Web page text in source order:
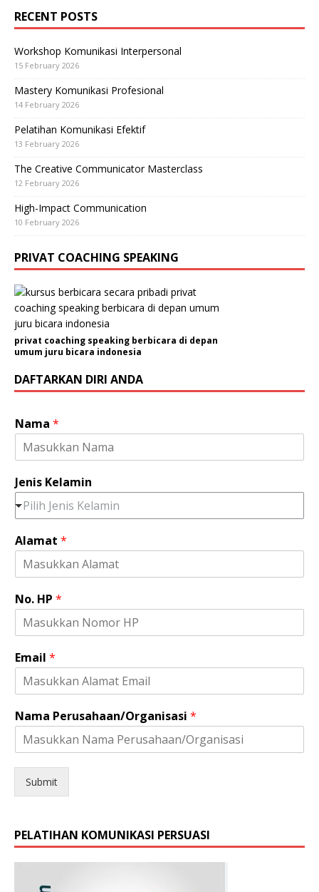
RECENT POSTS
Workshop Komunikasi Interpersonal
15 February 2026
Mastery Komunikasi Profesional
14 February 2026
Pelatihan Komunikasi Efektif
13 February 2026
The Creative Communicator Masterclass
12 February 2026
High-Impact Communication
10 February 2026
PRIVAT COACHING SPEAKING
privat coaching speaking berbicara di depan
umum juru bicara indonesia
DAFTARKAN DIRI ANDA
Nama *
Jenis Kelamin
Pilih Jenis Kelamin
Alamat *
No. HP *
Email *
*
K
l
a
i
P
Nama Perusahaan/Organisasi *
Submit
PELATIHAN KOMUNIKASI PERSUASI